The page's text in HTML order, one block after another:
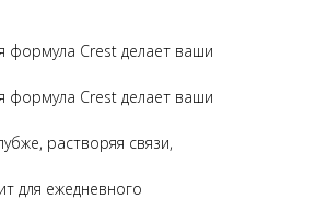
Crest делает ваши
Crest делает ваши
растворяя связи,
для ежедневного